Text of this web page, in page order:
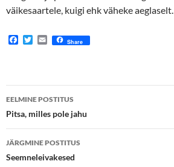
väikesaartele, kuigi ehk väheke aeglaselt.
F
o
o
e
r
E
Share
Postituste
töölaud
EELMINE POSTITUS
Pitsa, milles pole jahu
JÄRGMINE POSTITUS
Seemneleivakesed